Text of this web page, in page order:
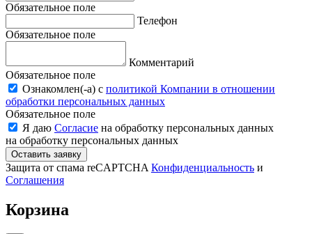
Обязательное поле
Телефон
Обязательное поле
Комментарий
Обязательное поле
Ознакомлен(-a) с политикой Компании в отношении
обработки персональных данных
Обязательное поле
Я даю Согласие на обработку персональных данных
на обработку персональных данных
Оставить заявку
Защита от спама reCAPTCHA Конфиденциальность и
Соглашения
Корзина